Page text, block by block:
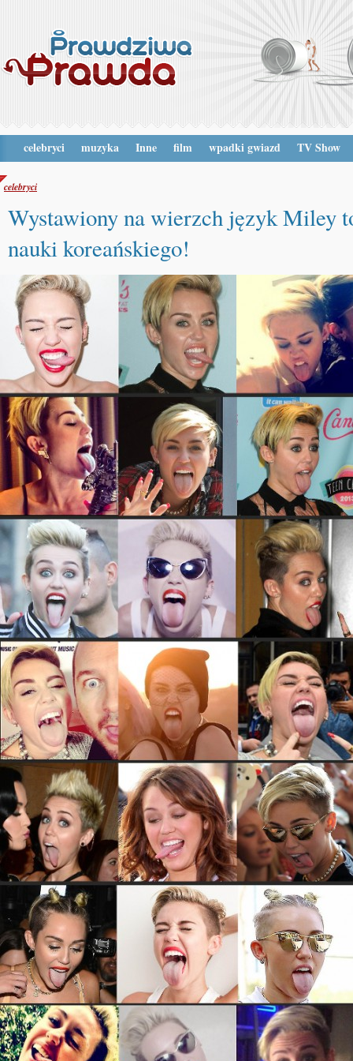
celebryci muzyka Inne film wpadki gwiazd TV Show
celebryci
Wystawiony na wierzch język Miley
nauki koreańskiego!